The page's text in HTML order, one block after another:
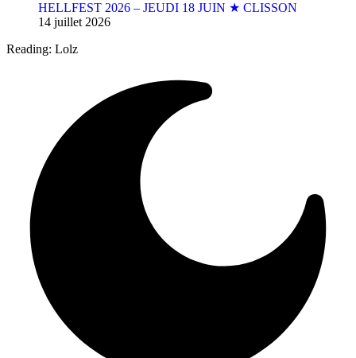
HELLFEST 2026 – JEUDI 18 JUIN ★ CLISSON
14 juillet 2026
Reading: Lolz